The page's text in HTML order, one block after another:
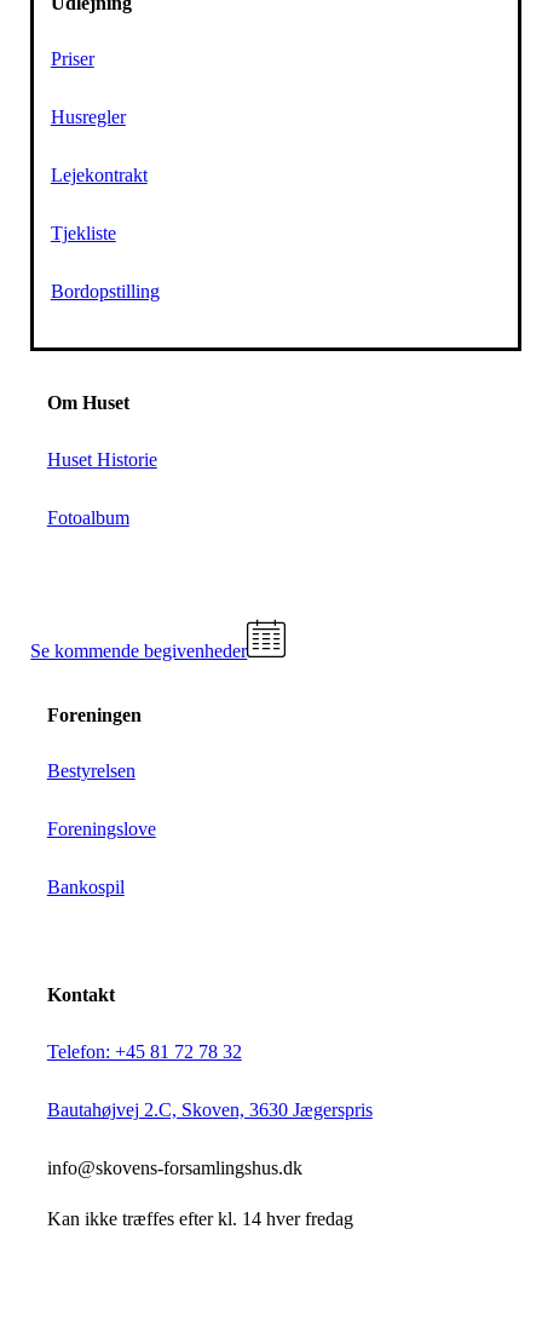
Priser
Husregler
Lejekontrakt
Tjekliste
Bordopstilling
Om Huset
Huset Historie
Fotoalbum
Se kommende begivenheder
Foreningen
Bestyrelsen
Foreningslove
Bankospil
Kontakt
Telefon: +45 81 72 78 32
Bautahøjvej 2.C, Skoven, 3630 Jægerspris
info@skovens-forsamlingshus.dk
Kan ikke træffes efter kl. 14 hver fredag